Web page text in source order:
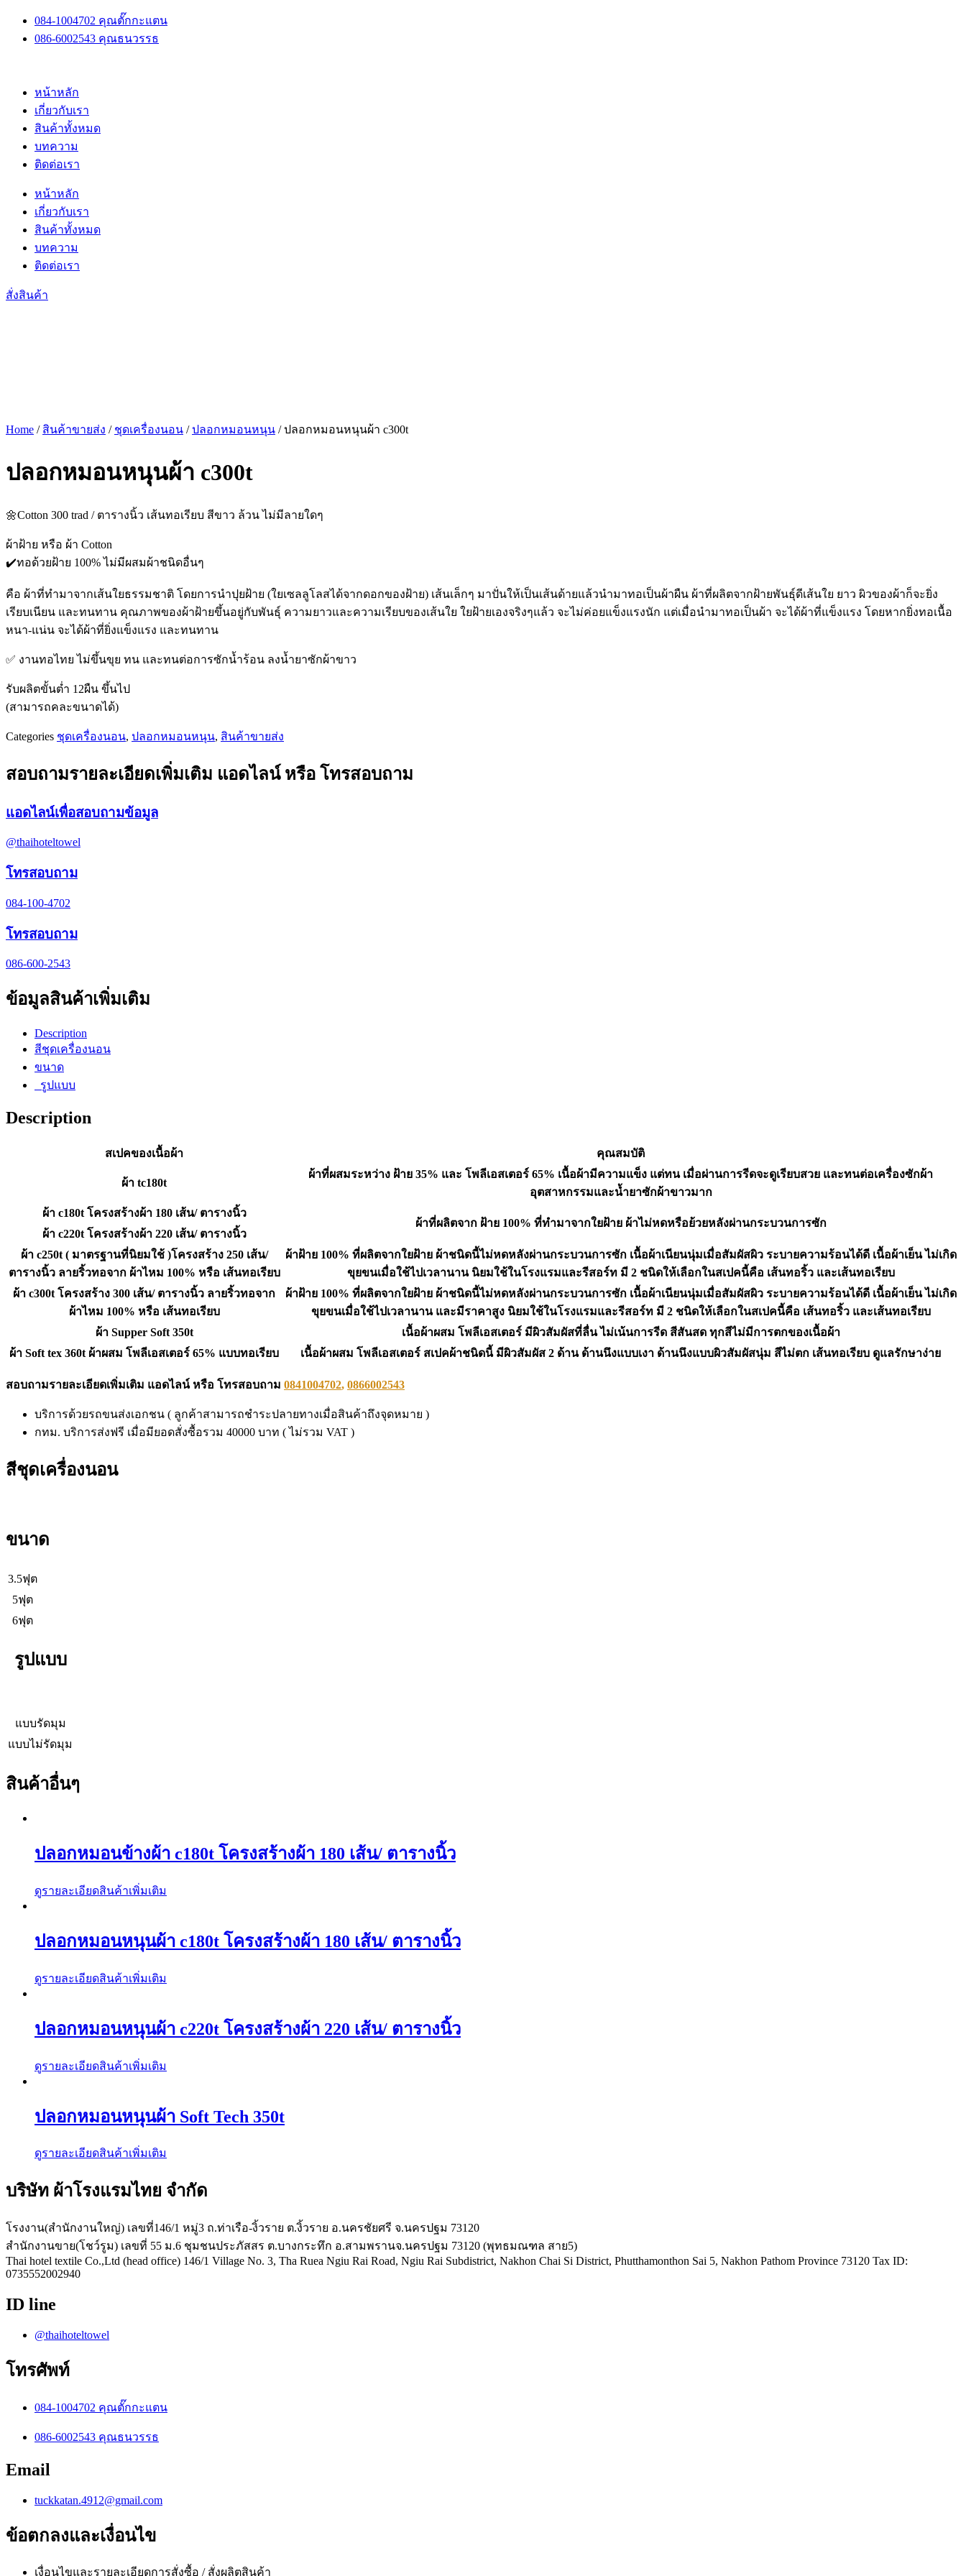
Skip
content
084-1004702 คุณตั๊กกะแตน
086-6002543 คุณธนวรรธ
หน้าหลัก
เกี่ยวกับเรา
สินค้าทั้งหมด
บทความ
ติดต่อเรา
หน้าหลัก
เกี่ยวกับเรา
สินค้าทั้งหมด
บทความ
ติดต่อเรา
สั่งสินค้า
Home / สินค้าขายส่ง / ชุดเครื่องนอน /ปลอกหมอนหนุน / ปลอกหมอนหนุนผ้า c300t
ปลอกหมอนหนุนผ้า c300t
🌼Cotton 300 trad / ตารางนิ้ว เส้นทอเรียบ สีขาว ล้วน ไม่มีลายใดๆ
ผ้าฝ้าย หรือ ผ้า Cotton
✔️ทอด้วยฝ้าย 100% ไม่มีผสมผ้าชนิดอื่นๆ
คือ ผ้าที่ทำมาจากเส้นใยธรรมชาติ โดยการนำปุยฝ้าย (ใยเซลลูโลสได้จากดอกของฝ้าย) เส้นเล็กๆ มาปั่นให้เป็นเส้นด้ายแล้วนำมาทอเป็นผ้าผืน ผ้าที่ผลิตจากฝ้ายพันธุ์ดีเส้นใย ยาว ผิวของผ้าก็จะยิ่ง
เรียบเนียน และทนทาน คุณภาพของผ้าฝ้ายขึ้นอยู่กับพันธุ์ ความยาวและความเรียบของเส้นใย ใยฝ้ายเองจริงๆแล้ว จะไม่ค่อยแข็งแรงนัก แต่เมื่อนำมาทอเป็นผ้า จะได้ผ้าที่แข็งแรง โดยหากยิ่งทอเนื้อ
หนา-แน่น จะได้ผ้าที่ยิ่งแข็งแรง และทนทาน
✅ งานทอไทย ไม่ขึ้นขุย ทน และทนต่อการซักน้ำร้อน ลงน้ำยาซักผ้าขาว
รับผลิตขั้นต่ำ 12ผืน ขึ้นไป
(สามารถคละขนาดได้)
Categories ชุดเครื่องนอน, ปลอกหมอนหนุน, สินค้าขายส่ง
สอบถามรายละเอียดเพิ่มเติม แอดไลน์ หรือ โทรสอบถาม
แอดไลน์เพื่อสอบถามข้อมูล
@thaihoteltowel
โทรสอบถาม
084-100-4702
โทรสอบถาม
086-600-2543
ข้อมูลสินค้าเพิ่มเติม
Description
สีชุดเครื่องนอน
ขนาด
รูปแบบ
Description
สเปคของเนื้อผ้า คุณสมบัติ
ผ้า tc180t
ผ้าที่ผสมระหว่าง ฝ้าย 35% และ โพลีเอสเตอร์ 65% เนื้อผ้ามีความแข็ง แต่ทน เมื่อผ่านการรีดจะดูเรียบสวย และทนต่อเครื่องซักผ้า
อุตสาหกรรมและน้ำยาซักผ้าขาวมาก
ผ้า c180t โครงสร้างผ้า 180 เส้น/ ตารางนิ้ว
ผ้าที่ผลิตจาก ฝ้าย 100% ที่ทำมาจากใยฝ้าย ผ้าไม่หดหรือย้วยหลังผ่านกระบวนการซัก
ผ้า c220t โครงสร้างผ้า 220 เส้น/ ตารางนิ้ว
ผ้า c250t ( มาตรฐานที่นิยมใช้ )โครงสร้าง 250 เส้น/
ตารางนิ้ว ลายริ้วทอจาก ผ้าไหม 100% หรือ เส้นทอเรียบ
ผ้าฝ้าย 100% ที่ผลิตจากใยฝ้าย ผ้าชนิดนี้ไม่หดหลังผ่านกระบวนการซัก เนื้อผ้าเนียนนุ่มเมื่อสัมผัสผิว ระบายความร้อนได้ดี เนื้อผ้าเย็น ไม่เกิด
ขุยขนเมื่อใช้ไปเวลานาน นิยมใช้ในโรงแรมและรีสอร์ท มี 2 ชนิดให้เลือกในสเปคนี้คือ เส้นทอริ้ว และเส้นทอเรียบ
ผ้า c300t โครงสร้าง 300 เส้น/ ตารางนิ้ว ลายริ้วทอจาก
ผ้าไหม 100% หรือ เส้นทอเรียบ
ผ้าฝ้าย 100% ที่ผลิตจากใยฝ้าย ผ้าชนิดนี้ไม่หดหลังผ่านกระบวนการซัก เนื้อผ้าเนียนนุ่มเมื่อสัมผัสผิว ระบายความร้อนได้ดี เนื้อผ้าเย็น ไม่เกิด
ขุยขนเมื่อใช้ไปเวลานาน และมีราคาสูง นิยมใช้ในโรงแรมและรีสอร์ท มี 2 ชนิดให้เลือกในสเปคนี้คือ เส้นทอริ้ว และเส้นทอเรียบ
ผ้า Supper Soft 350t
เนื้อผ้าผสม โพลีเอสเตอร์ มีผิวสัมผัสที่ลื่น ไม่เน้นการรีด สีสันสด ทุกสีไม่มีการตกของเนื้อผ้า
ผ้า Soft tex 360t ผ้าผสม โพลีเอสเตอร์ 65% แบบทอเรียบ
เนื้อผ้าผสม โพลีเอสเตอร์ สเปคผ้าชนิดนี้ มีผิวสัมผัส 2 ด้าน ด้านนึงแบบเงา ด้านนึงแบบผิวสัมผัสนุ่ม สีไม่ตก เส้นทอเรียบ ดูแลรักษาง่าย
สอบถามรายละเอียดเพิ่มเติม แอดไลน์ หรือ โทรสอบถาม 0841004702, 0866002543
บริการด้วยรถขนส่งเอกชน ( ลูกค้าสามารถชำระปลายทางเมื่อสินค้าถึงจุดหมาย )
กทม. บริการส่งฟรี เมื่อมียอดสั่งซื้อรวม 40000 บาท ( ไม่รวม VAT )
สีชุดเครื่องนอน
ขนาด
3.5ฟุต
5ฟุต
6ฟุต
รูปแบบ
แบบรัดมุม
แบบไม่รัดมุม
สินค้าอื่นๆ
ปลอกหมอนข้างผ้า c180t โครงสร้างผ้า 180 เส้น/ ตารางนิ้ว
ดูรายละเอียดสินค้าเพิ่มเติม
ปลอกหมอนหนุนผ้า c180t โครงสร้างผ้า 180 เส้น/ ตารางนิ้ว
ดูรายละเอียดสินค้าเพิ่มเติม
ปลอกหมอนหนุนผ้า c220t โครงสร้างผ้า 220 เส้น/ ตารางนิ้ว
ดูรายละเอียดสินค้าเพิ่มเติม
ปลอกหมอนหนุนผ้า Soft Tech 350t
ดูรายละเอียดสินค้าเพิ่มเติม
บริษัท ผ้าโรงแรมไทย จำกัด
โรงงาน(สำนักงานใหญ่) เลขที่146/1 หมู่3 ถ.ท่าเรือ-งิ้วราย ต.งิ้วราย อ.นครชัยศรี จ.นครปฐม 73120
สำนักงานขาย(โชว์รูม) เลขที่ 55 ม.6 ชุมชนประภัสสร ต.บางกระทึก อ.สามพรานจ.นครปฐม 73120 (พุทธมณฑล สาย5)
Thai hotel textile Co.,Ltd (head office) 146/1 Village No. 3, Tha Ruea Ngiu Rai Road, Ngiu Rai Subdistrict, Nakhon Chai Si District, Phutthamonthon Sai 5, Nakhon Pathom Province 73120 Tax ID:
0735552002940
ID line
@thaihoteltowel
โทรศัพท์
084-1004702 คุณตั๊กกะแตน
086-6002543 คุณธนวรรธ
Email
tuckkatan.4912@gmail.com
ข้อตกลงและเงื่อนไข
เงื่อนไขและรายละเอียดการสั่งซื้อ / สั่งผลิตสินค้า